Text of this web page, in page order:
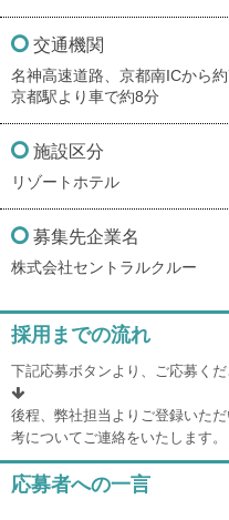
交通機関
名神高速道路、京都南ICか
京都駅より車で約8分
施設区分
リゾートホテル
募集先企業名
株式会社セントラルクルー
採用までの流れ
下記応募ボタンより、ご応募くだ
後程、弊社担当よりご登録いた
考についてご連絡をいたします。
応募者への一言